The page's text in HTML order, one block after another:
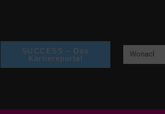
SUCCESS – Das
Karriereportal